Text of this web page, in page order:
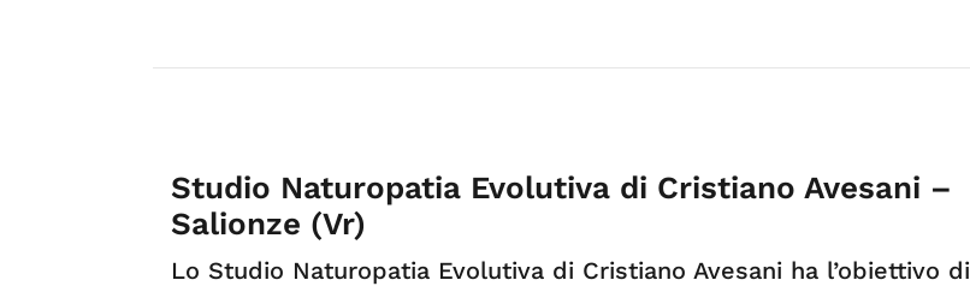
Studio Naturopatia Evolutiva di Cristiano Avesani –
Salionze (Vr)
Lo Studio Naturopatia Evolutiva di Cristiano Avesani ha l’obiettivo di